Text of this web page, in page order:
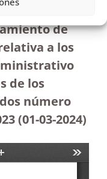
solicitud
de
a los
de los
número
(01-03-2024)